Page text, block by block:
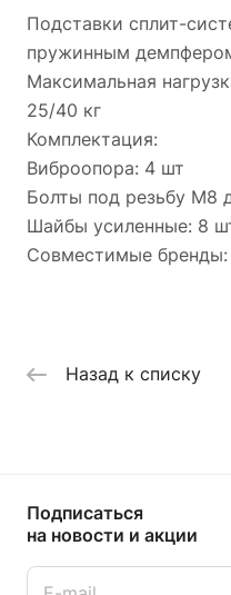
Подставки сплит-
пружинным
Максимальная
25/40 кг
Комплектация:
Виброопора: 4 шт
Болты под резьбу М8
Шайбы усиленные: 8
Совместимые бренды:
Назад к списку
Подписаться
на новости и акции